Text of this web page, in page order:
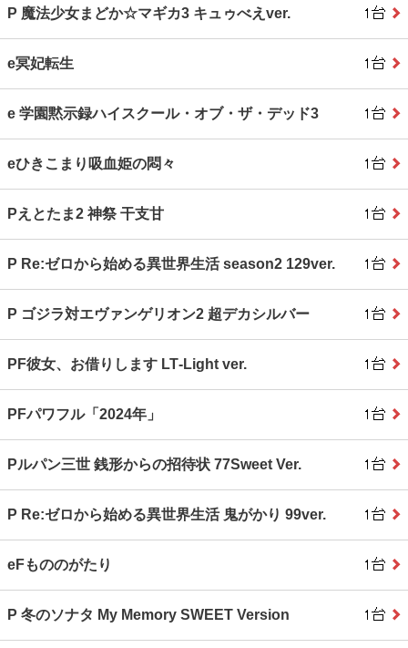
P 魔法少女まどか☆マギカ3 キュゥべえver.
e冥妃転生
e 学園黙示録ハイスクール・オブ・ザ・デッド3
eひきこまり吸血姫の悶々
Pえとたま2 神祭 干支甘
P Re:ゼロから始める異世界生活 season2 129ver.
P ゴジラ対エヴァンゲリオン2 超デカシルバー
PF彼女、お借りします LT‐Light ver.
PFパワフル「2024年」
Pルパン三世 銭形からの招待状 77Sweet Ver.
P Re:ゼロから始める異世界生活 鬼がかり 99ver.
eFもののがたり
P 冬のソナタ My Memory SWEET Version